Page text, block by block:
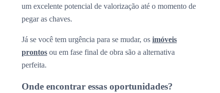
um excelente potencial de valorização até o momento de
pegar as chaves.
Já se você tem urgência para se mudar, os imóveis
prontos ou em fase final de obra são a alternativa
perfeita.
Onde encontrar essas oportunidades?